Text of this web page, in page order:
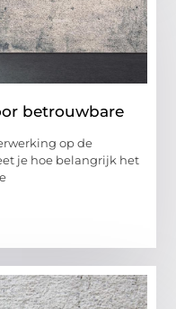
betrouwbare
op de
je hoe belangrijk het